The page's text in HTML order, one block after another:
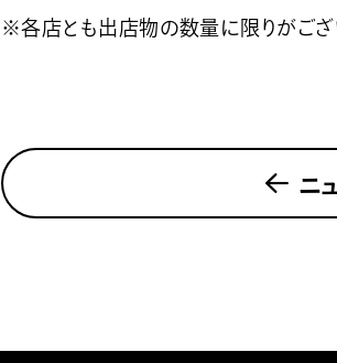
※各店とも出店物の数量に限りがござ
ニ